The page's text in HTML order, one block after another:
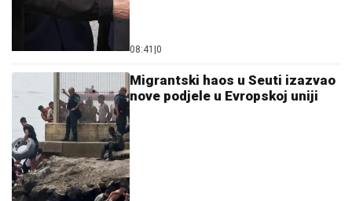
08:41 0
Migrantski haos u Seuti izazvao
nove podjele u Evropskoj uniji